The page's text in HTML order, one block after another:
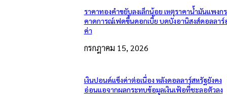
ราคาทองคำขยับลงเล็กน้อย เหตุราคาน้ำมันแพงก
คาดการณ์เฟดขึ้นดอกเบี้ย บดบังอานิสงส์ดอลลา
ค่า
กรกฎาคม 15, 2026
เงินปอนด์แข็งค่าต่อเนื่อง หลังดอลลาร์สหรัฐยังคง
อ่อนแอจากผลกระทบข้อมูลเงินเฟ้อที่ชะลอตัวลง